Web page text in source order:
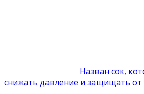
Назван сок,
снижать давление и защищать от